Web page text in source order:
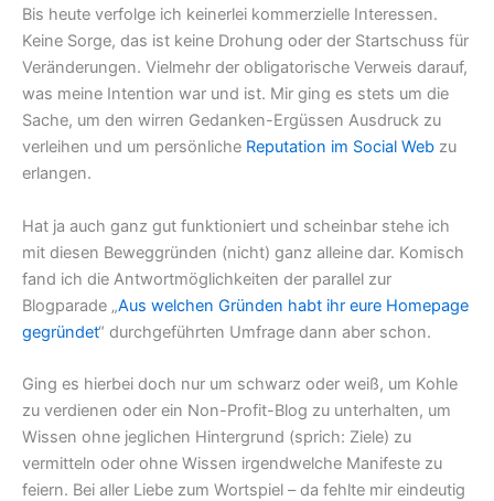
Bis heute verfolge ich keinerlei kommerzielle Interessen.
Keine Sorge, das ist keine Drohung oder der Startschuss für
Veränderungen. Vielmehr der obligatorische Verweis darauf,
was meine Intention war und ist. Mir ging es stets um die
Sache, um den wirren Gedanken-Ergüssen Ausdruck zu
verleihen und um persönliche Reputation im Social Web zu
erlangen.
Hat ja auch ganz gut funktioniert und scheinbar stehe ich
mit diesen Beweggründen (nicht) ganz alleine dar. Komisch
fand ich die Antwortmöglichkeiten der parallel zur
Blogparade „Aus welchen Gründen habt ihr eure Homepage
gegründet“ durchgeführten Umfrage dann aber schon.
Ging es hierbei doch nur um schwarz oder weiß, um Kohle
zu verdienen oder ein Non-Profit-Blog zu unterhalten, um
Wissen ohne jeglichen Hintergrund (sprich: Ziele) zu
vermitteln oder ohne Wissen irgendwelche Manifeste zu
feiern. Bei aller Liebe zum Wortspiel – da fehlte mir eindeutig